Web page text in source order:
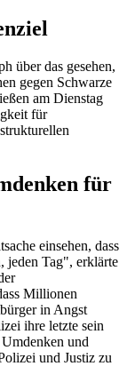
über das gesehen,
gegen Schwarze
am Dienstag
für
für
einsehen, dass
jeden Tag", erklärte
Millionen
in Angst
ihre letzte sein
und
und Justiz zu